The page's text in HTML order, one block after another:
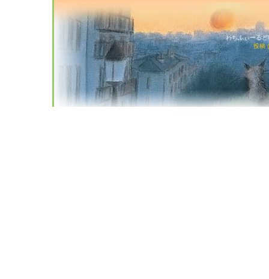
わちふぃーる
投稿